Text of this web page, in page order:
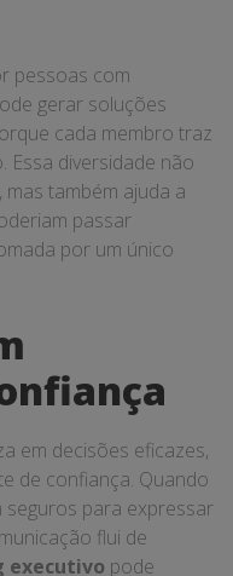
pessoas com
gerar soluções
cada membro traz
Essa diversidade não
também ajuda a
passar
por um único
em decisões eficazes,
de confiança. Quando
seguros para expressar
flui de
executivo pode